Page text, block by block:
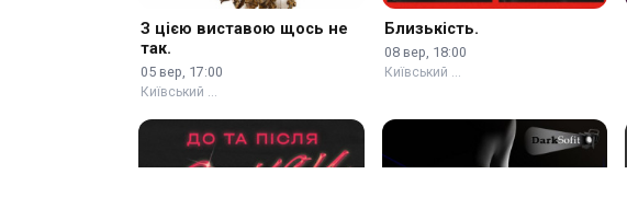
З цією виставою щось не
так.
05 вер, 17:00
Київський …
Близькість.
08 вер, 18:00
Київський …